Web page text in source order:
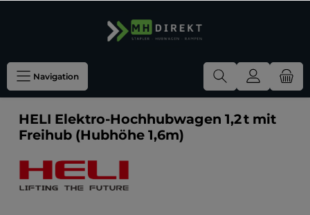
Navigation
HELI Elektro-Hochhubwagen 1,2 t mit
Freihub (Hubhöhe 1,6m)